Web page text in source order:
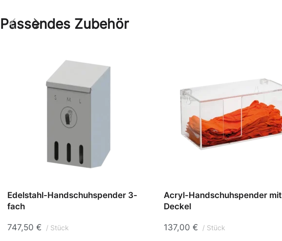
Passendes Zubehör
Edelstahl-Handschuhspender 3-
fach
747,50 € Stück
Acryl-Handschuhspender mit
Deckel
137,00 € Stück